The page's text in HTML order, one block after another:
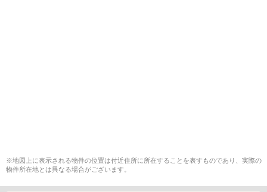
※地図上に表示される物件の位置は付近住所に所在することを表すものであり、実際の
物件所在地とは異なる場合がございます。